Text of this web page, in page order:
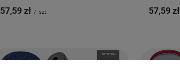
57,59 zł / szt. 57,59 zł